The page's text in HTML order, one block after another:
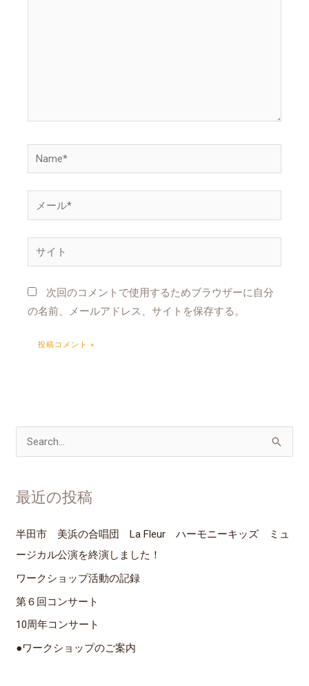
Name*
ー
ル
イ
次回のコメントで使用するためブラウザーに自分
の名前、メールアドレス、サイトを保存する。
象
:
最近の投稿
半田市 美浜の合唱団 La Fleur ハーモニーキッズ ミュ
ージカル公演を終演しました！
ワークショップ活動の記録
第６回コンサート
10周年コンサート
●ワークショップのご案内